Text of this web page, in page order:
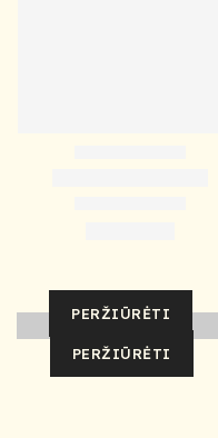
PERŽIŪRĖTI
PERŽIŪRĖTI